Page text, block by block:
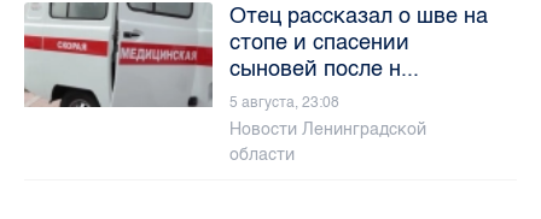
Отец рассказал о шве на
стопе и спасении
сыновей после н...
5 августа, 23:08
Новости Ленинградской
области